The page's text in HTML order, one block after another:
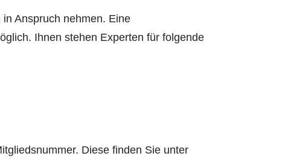
Anspruch nehmen. Eine
Ihnen stehen Experten für folgende
Diese finden Sie unter